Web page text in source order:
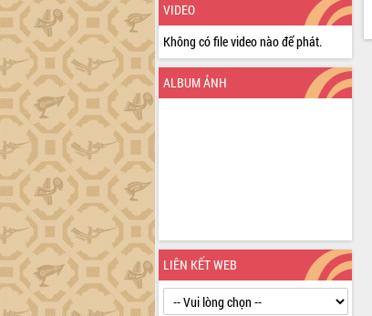
VIDEO
Không có file video nào để phát.
ALBUM ẢNH
LIÊN KẾT WEB